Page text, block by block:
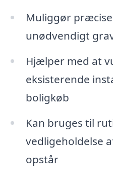
Muliggør
unødvendigt
Hjælper med at
eksisterende
boligkøb
Kan bruges til
vedligeholdelse
opstår